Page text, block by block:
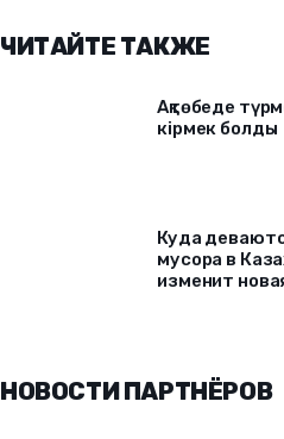
ЧИТАЙТЕ ТАКЖЕ
Ақтөбеде
кірмек болды
Куда
мусора в
изменит
НОВОСТИ ПАРТНЁРОВ